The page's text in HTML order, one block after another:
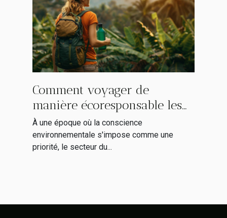
Comment voyager de
manière écoresponsable les
tendances émergentes en
matière de tourisme durable
À une époque où la conscience
environnementale s'impose comme une
priorité, le secteur du...